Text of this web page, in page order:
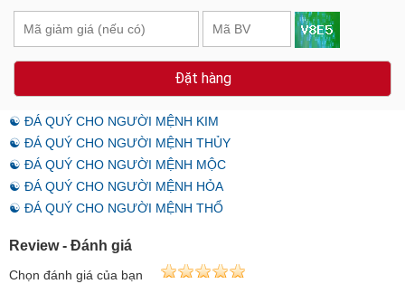
Đặt hàng
☯ ĐÁ QUÝ CHO NGƯỜI MỆNH KIM
☯ ĐÁ QUÝ CHO NGƯỜI MỆNH THỦY
☯ ĐÁ QUÝ CHO NGƯỜI MỆNH MỘC
☯ ĐÁ QUÝ CHO NGƯỜI MỆNH HỎA
☯ ĐÁ QUÝ CHO NGƯỜI MỆNH THỔ
Review - Đánh giá
Chọn đánh giá của bạn